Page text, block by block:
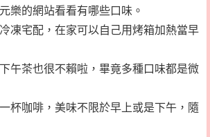
樂的網站看看有哪些口味。
凍宅配，在家可以自己用烤箱加熱當早
午茶也很不賴啦，畢竟多種口味都是微
杯咖啡，美味不限於早上或是下午，隨